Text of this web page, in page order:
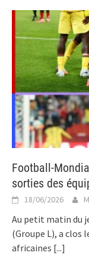
Football-
sorties des
18/06/2026
Au petit matin du
(Groupe L), a clos
africaines [...]